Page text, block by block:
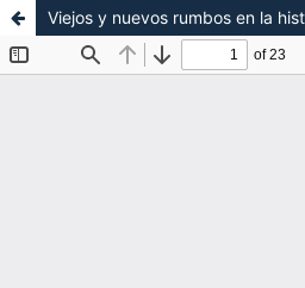
Viejos y nuevos rumbos en la